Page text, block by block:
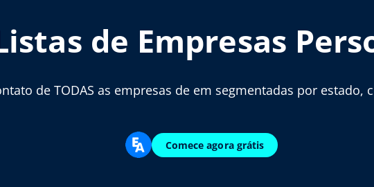
de Empresas
de TODAS as empresas de em segmentadas por estado,
Comece agora grátis